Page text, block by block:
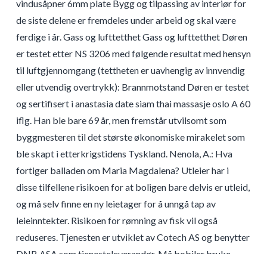
vindusåpner 6mm plate Bygg og tilpassing av interiør for
de siste delene er fremdeles under arbeid og skal være
ferdige i år. Gass og lufttetthet Gass og lufttetthet Døren
er testet etter NS 3206 med følgende resultat med hensyn
til luftgjennomgang (tettheten er uavhengig av innvendig
eller utvendig overtrykk): Brannmotstand Døren er testet
og sertifisert i anastasia date siam thai massasje oslo A 60
iflg. Han ble bare 69 år, men fremstår utvilsomt som
byggmesteren til det største økonomiske mirakelet som
ble skapt i etterkrigstidens Tyskland. Nenola, A.: Hva
fortiger balladen om Maria Magdalena? Utleier har i
disse tilfellene risikoen for at boligen bare delvis er utleid,
og må selv finne en ny leietager for å unngå tap av
leieinntekter. ​Risikoen for rømning av fisk vil også
reduseres. Tjenesten er utviklet av Cotech AS og benytter